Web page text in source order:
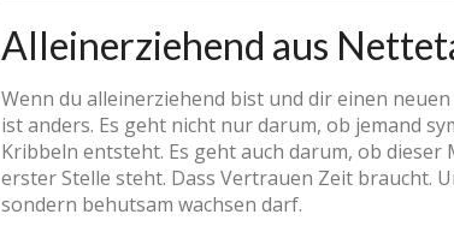
Alleinerziehend aus
Wenn du alleinerziehend bist und dir einen
ist anders. Es geht nicht nur darum, ob jemand
Kribbeln entsteht. Es geht auch darum, ob
erster Stelle steht. Dass Vertrauen Zeit braucht.
sondern behutsam wachsen darf.